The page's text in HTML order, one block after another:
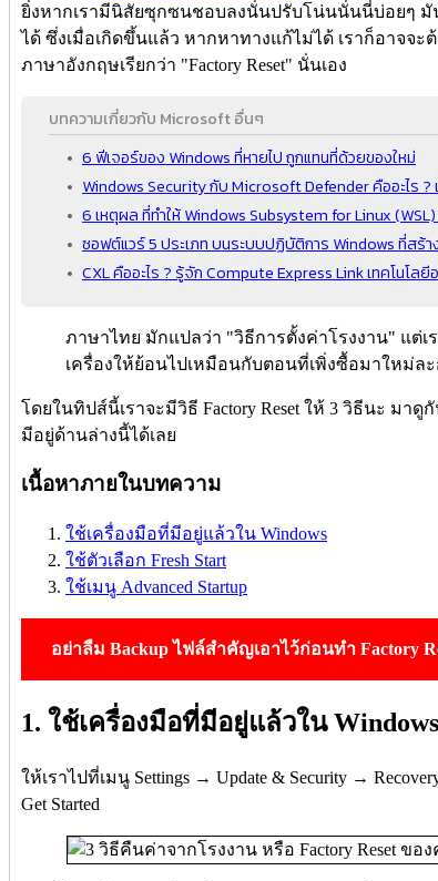
ยิ่งหากเรามีนิสัยซุกซนชอบลงนั่นปรับโน่นนั่นนี่บ่อยๆ มั
ได้ ซึ่งเมื่อเกิดขึ้นแล้ว หากหาทางแก้ไม่ได้ เราก็อาจจ
ภาษาอังกฤษเรียกว่า "Factory Reset" นั่นเอง
บทความเกี่ยวกับ Microsoft อื่นๆ
6 ฟีเจอร์ของ Windows ที่หายไป ถูกแทนที่ด้วยของใหม่
Windows Security กับ Microsoft Defender คืออะไร ?
6 เหตุผล ที่ทำให้ Windows Subsystem for Linux
ซอฟต์แวร์ 5 ประเภท บนระบบปฏิบัติการ Windows ที่สร้า
CXL คืออะไร ? รู้จัก Compute Express Link เทคโนโล
ภาษาไทย มักแปลว่า "วิธีการตั้งค่าโรงงาน" แต่
เครื่องให้ย้อนไปเหมือนกับตอนที่เพิ่งซื้อมาใหม่ล
โดยในทิปส์นี้เราจะมีวิธี Factory Reset ให้ 3 วิธีนะ มา
มีอยู่ด้านล่างนี้ได้เลย
เนื้อหาภายในบทความ
ใช้เครื่องมือที่มีอยู่แล้วใน Windows
ใช้ตัวเลือก Fresh Start
ใช้เมนู Advanced Startup
อย่าลืม Backup ไฟล์สำคัญเอาไว้ก่อนทำ Factory
1. ใช้เครื่องมือที่มีอยู่แล้วใน Windows
ให้เราไปที่เมนู Settings → Update & Security →
Get Started